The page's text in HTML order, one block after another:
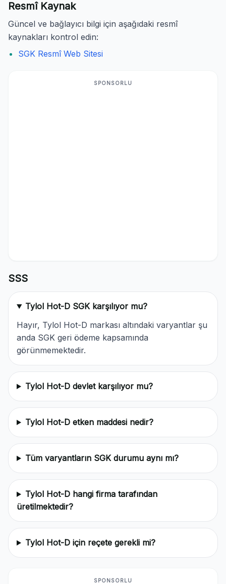
Resmî Kaynak
Güncel ve bağlayıcı bilgi için aşağıdaki resmî
kaynakları kontrol edin:
SGK Resmî Web Sitesi
SPONSORLU
SSS
Tylol Hot-D SGK karşılıyor mu?
Hayır, Tylol Hot-D markası altındaki varyantlar şu
anda SGK geri ödeme kapsamında
görünmemektedir.
Tylol Hot-D devlet karşılıyor mu?
Tylol Hot-D etken maddesi nedir?
Tüm varyantların SGK durumu aynı mı?
Tylol Hot-D hangi firma tarafından
üretilmektedir?
Tylol Hot-D için reçete gerekli mi?
SPONSORLU